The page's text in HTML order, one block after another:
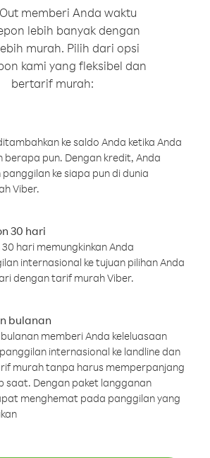
memberi Anda waktu
lebih banyak dengan
murah. Pilih dari opsi
kami yang fleksibel dan
bertarif murah:
ke saldo Anda ketika Anda
berapa pun. Dengan kredit, Anda
ke siapa pun di dunia
Viber.
30 hari
hari memungkinkan Anda
internasional ke tujuan pilihan Anda
dengan tarif murah Viber.
bulanan
memberi Anda keleluasaan
internasional ke landline dan
murah tanpa harus memperpanjang
saat. Dengan paket langganan
menghemat pada panggilan yang